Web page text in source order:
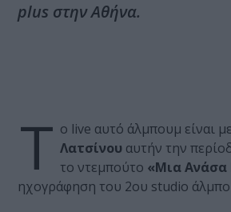
plus στην Αθήνα.
Τ ο live αυτό άλμπουμ είναι
Λατσίνου αυτήν την
το ντεμπούτο «Μια
ηχογράφηση του 2ου studio